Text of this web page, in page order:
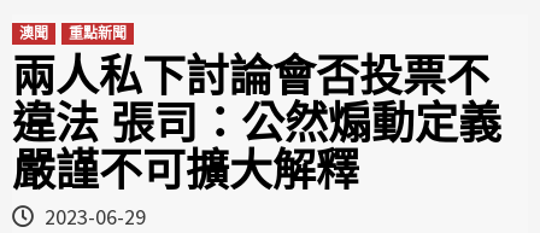
澳聞 重點新聞
兩人私下討論會否投票不
違法 張司：公然煽動定義
嚴謹不可擴大解釋
2023-06-29